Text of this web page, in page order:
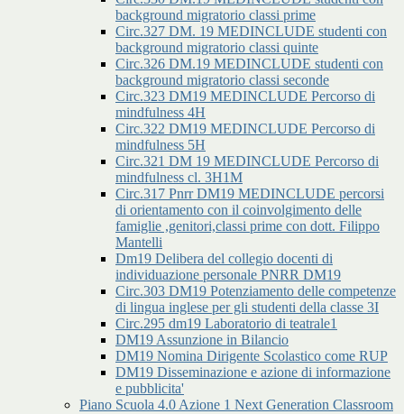
background migratorio classi prime
Circ.327 DM. 19 MEDINCLUDE studenti con
background migratorio classi quinte
Circ.326 DM.19 MEDINCLUDE studenti con
background migratorio classi seconde
Circ.323 DM19 MEDINCLUDE Percorso di
mindfulness 4H
Circ.322 DM19 MEDINCLUDE Percorso di
mindfulness 5H
Circ.321 DM 19 MEDINCLUDE Percorso di
mindfulness cl. 3H1M
Circ.317 Pnrr DM19 MEDINCLUDE percorsi
di orientamento con il coinvolgimento delle
famiglie ,genitori,classi prime con dott. Filippo
Mantelli
Dm19 Delibera del collegio docenti di
individuazione personale PNRR DM19
Circ.303 DM19 Potenziamento delle competenze
di lingua inglese per gli studenti della classe 3I
Circ.295 dm19 Laboratorio di teatrale1
DM19 Assunzione in Bilancio
DM19 Nomina Dirigente Scolastico come RUP
DM19 Disseminazione e azione di informazione
e pubblicita'
Piano Scuola 4.0 Azione 1 Next Generation Classroom